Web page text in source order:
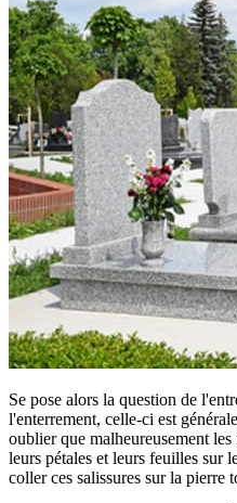
Se pose alors la question de
l'enterrement, celle-ci est
oublier que malheureusement
leurs pétales et leurs feuilles sur
coller ces salissures sur la pierre